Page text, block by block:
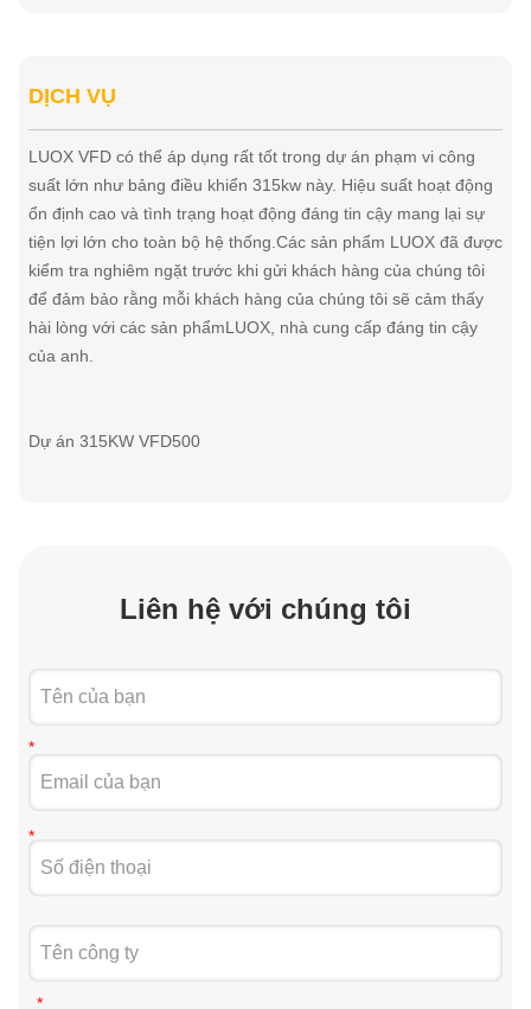
DỊCH VỤ
LUOX VFD có thể áp dụng rất tốt trong dự án phạm vi công
suất lớn như bảng điều khiển 315kw này. Hiệu suất hoạt động
ổn định cao và tình trạng hoạt động đáng tin cậy mang lại sự
tiện lợi lớn cho toàn bộ hệ thống.Các sản phẩm LUOX đã được
kiểm tra nghiêm ngặt trước khi gửi khách hàng của chúng tôi
để đảm bảo rằng mỗi khách hàng của chúng tôi sẽ cảm thấy
hài lòng với các sản phẩmLUOX, nhà cung cấp đáng tin cậy
của anh.
Dự án 315KW VFD500
Liên hệ với chúng tôi